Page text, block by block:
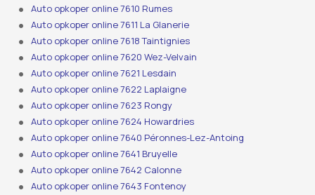
Auto opkoper online 7610 Rumes
Auto opkoper online 7611 La Glanerie
Auto opkoper online 7618 Taintignies
Auto opkoper online 7620 Wez-Velvain
Auto opkoper online 7621 Lesdain
Auto opkoper online 7622 Laplaigne
Auto opkoper online 7623 Rongy
Auto opkoper online 7624 Howardries
Auto opkoper online 7640 Péronnes-Lez-Antoing
Auto opkoper online 7641 Bruyelle
Auto opkoper online 7642 Calonne
Auto opkoper online 7643 Fontenoy